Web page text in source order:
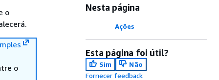
o
o
Nesta página
Ações
Esta página foi útil?
Sim
Não
Fornecer feedback